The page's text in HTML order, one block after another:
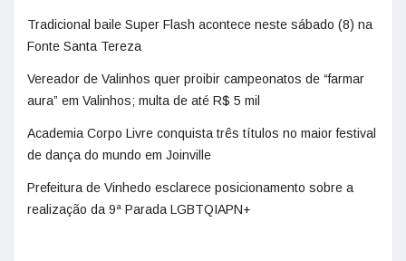
Tradicional baile Super Flash acontece neste sábado (8) na
Fonte Santa Tereza
Vereador de Valinhos quer proibir campeonatos de “farmar
aura” em Valinhos; multa de até R$ 5 mil
Academia Corpo Livre conquista três títulos no maior festival
de dança do mundo em Joinville
Prefeitura de Vinhedo esclarece posicionamento sobre a
realização da 9ª Parada LGBTQIAPN+